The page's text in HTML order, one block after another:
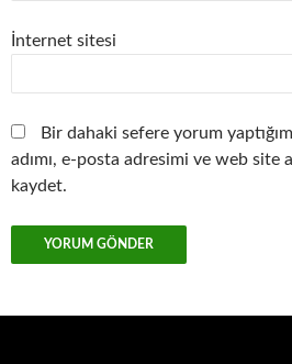
İnternet sitesi
Bir dahaki sefere yorum
adımı, e-posta adresimi ve web site
kaydet.